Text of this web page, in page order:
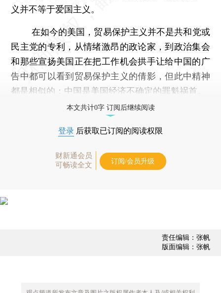
义并不等于爱国主义。
在如今的美国，贸易保护主义并不是共和党或
民主党的专利，从情绪激昂的政论家，到政治集会
和那些宣扬美国正在把工作机会拱手让给中国的广
告中都可以看到贸易保护主义的倩影，但此中精神
都是相似的：中国是美国经济不确定的罪魁祸首。
本文共计0字 订阅后继续阅读
登录 后获取已订阅的阅读权限
财新通会员
可畅读全文
订阅/会员升级
责任编辑：张帆
版面编辑：张帆